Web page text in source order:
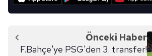
Önceki Haber
F.Bahçe'ye PSG'den 3. transfer!